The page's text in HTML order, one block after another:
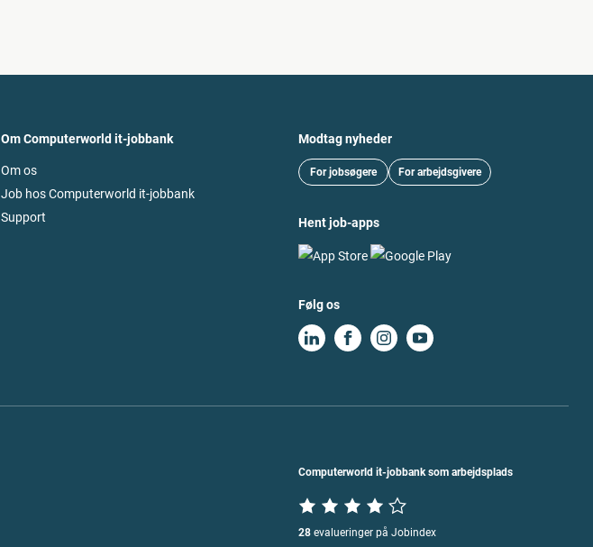
Om Computerworld it-jobbank
Om os
Job hos Computerworld it-jobbank
Support
Modtag nyheder
For jobsøgere For arbejdsgivere
Hent job-apps
Følg os
Computerworld it-jobbank som arbejdsplads
28 evalueringer på Jobindex